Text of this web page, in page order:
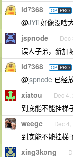
id7368 OP PRO
@JYii 好像没啥
jspnode Dec
误人子弟，新加
id7368 OP PRO
@jspnode 已经
xiatou Dec 4,
到底能不能挂梯
weegc Dec 4,
到底能不能挂梯
xing3kong